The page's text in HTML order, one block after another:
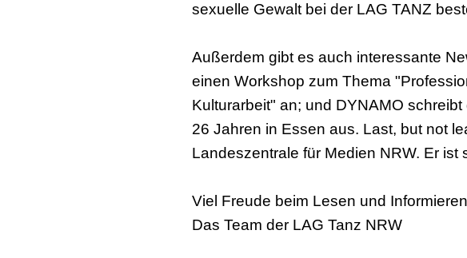
sexuelle Gewalt bei der LAG TANZ
Außerdem gibt es auch interessante
einen Workshop zum Thema
Kulturarbeit" an; und DYNAMO
26 Jahren in Essen aus. Last, but not
Landeszentrale für Medien NRW. Er ist
Viel Freude beim Lesen und
Das Team der LAG Tanz NRW